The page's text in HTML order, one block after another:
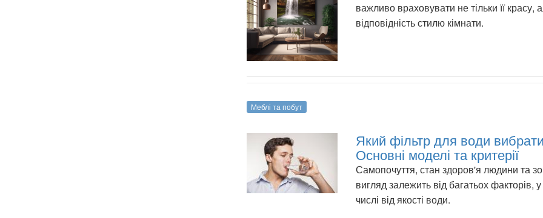
важливо враховувати не тільки її красу,
відповідність стилю кімнати.
Меблі та побут
Який фільтр для води
Основні моделі та критерії
Самопочуття, стан здоров'я людини та
вигляд залежить від багатьох факторів,
числі від якості води.